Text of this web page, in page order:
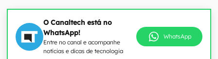
O Canaltech está no
WhatsApp!
Entre no canal e acompanhe
notícias e dicas de tecnologia
WhatsApp